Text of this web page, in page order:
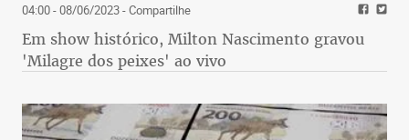
04:00 - 08/06/2023- Compartilhe
Em show histórico, Milton Nascimento gravou
'Milagre dos peixes' ao vivo